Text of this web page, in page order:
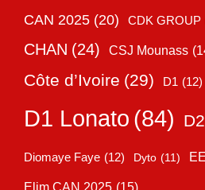
CAN 2025 (20) CDK GROUP
CHAN (24) CSJ Mounass
Côte d’Ivoire (29) D1 (12)
D1 Lonato (84) D2
Diomaye Faye (12) Dyto (11)
Elim CAN 2025 (15)